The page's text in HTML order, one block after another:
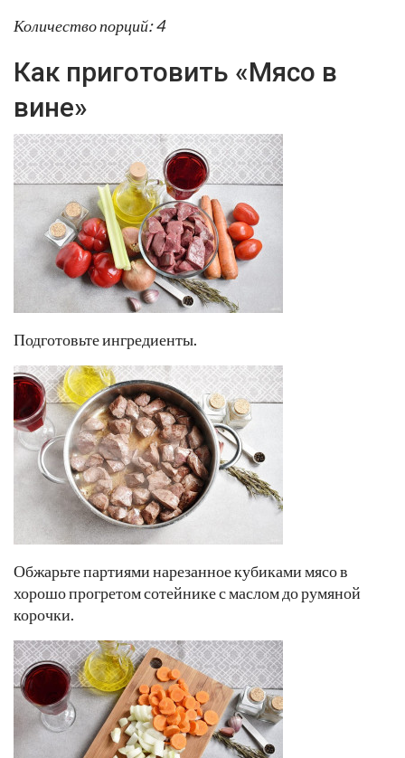
Количество порций: 4
Как приготовить «Мясо в
вине»
Подготовьте ингредиенты.
Обжарьте партиями нарезанное кубиками мясо в
хорошо прогретом сотейнике с маслом до румяной
корочки.